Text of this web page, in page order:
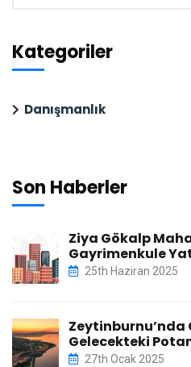
Kategoriler
Danışmanlık
Son Haberler
Ziya Gökalp
Gayrimenkule
25th Haziran 2025
Zeytinburnu’nda
Gelecekteki
27th Ocak 2025